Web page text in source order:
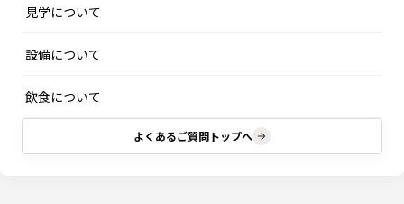
見学について
設備について
飲食について
よくあるご質問トップへ